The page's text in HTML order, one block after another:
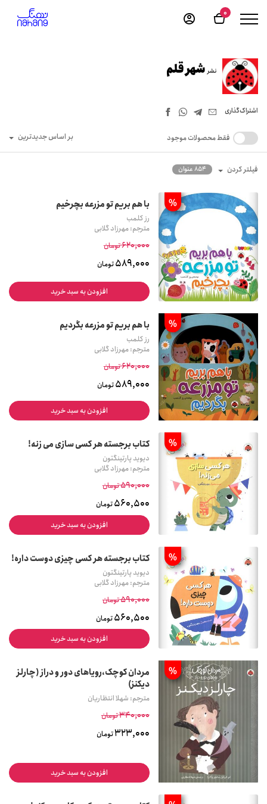
0
نشرشهر قلم
اشتراک‌گذاری
فقط محصولات موجود بر اساس جدیدترین
فیلتر کردن 854 عنوان
% با هم بریم تو مزرعه بچرخیم
رز کلمب
مترجم: مهرزاد گلابی
620,000تومان
589,000تومان
افزودن به سبد خرید
% با هم بریم تو مزرعه بگردیم
رز کلمب
مترجم: مهرزاد گلابی
620,000تومان
589,000تومان
افزودن به سبد خرید
% کتاب برجسته هر کسی سازی می زنه!
دیوید پارتینگتون
مترجم: مهرزاد گلابی
590,000تومان
560,500تومان
افزودن به سبد خرید
% کتاب برجسته هر کسی چیزی دوست داره!
دیوید پارتینگتون
مترجم: مهرزاد گلابی
590,000تومان
560,500تومان
افزودن به سبد خرید
%
مردان کوچک،رویاهای دور و دراز (چارلز
دیکنز)
مترجم: شهلا انتظاریان
340,000تومان
323,000تومان
افزودن به سبد خرید